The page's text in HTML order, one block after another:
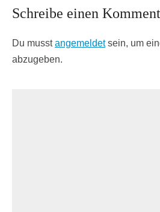
Schreibe einen
Du musstangemeldetsein, um
abzugeben.